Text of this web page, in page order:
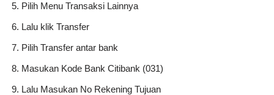
Pilih Menu Transaksi Lainnya
Lalu klik Transfer
Pilih Transfer antar bank
Masukan Kode Bank Citibank (031)
Lalu Masukan No Rekening Tujuan